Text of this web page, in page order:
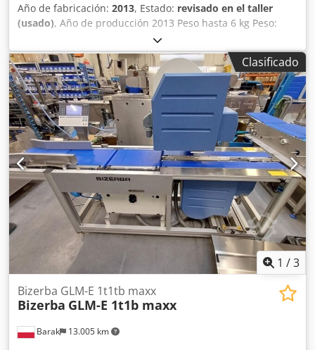
Año de fabricación: 2013, Estado: revisado en el taller
(usado), Año de producción 2013 Peso hasta 6 kg Peso:
Máx. 6 kg, Mín. 20 g, e = 1 g Dirección del movimiento L→ R
o R→ L Aplicación de etiquetas: - Parte superior (AirJet) -
Abajo (AirJet) Dimensiones de la etiqueta - Ancho hasta 130
mm, longitud de impresión hasta 104 mm - Longitud hasta
150 mm Terminal táctil a color GT-12C Longitud del
segmento de pesaje: 400 mm Ancho de cinta 300 mm
Tamaño total de la máquina: 200 cm x 80 cm Posibilidad
de subir el programa a 13.60 SP.12 Licencias instaladas:
Dsdjwdgtfepfx Ai Sock - (MAESTRO) : [+] SOFTCONTROL_1
Ofrecemos una garantía de 6 meses para el dispositivo.
Clasificado
1 /3
Barak 13.005 km
Bizerba GLM-E 1t1tb maxx
Bizerba GLM-E 1t1b maxx